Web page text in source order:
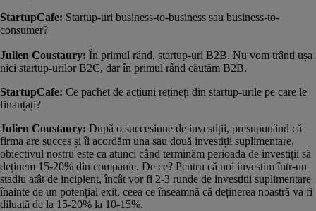
StartupCafe: Startup-uri business-to-business sau business-to-
consumer?
Julien Coustaury: În primul rând, startup-uri B2B. Nu vom trânti ușa
nici startup-urilor B2C, dar în primul rând căutăm B2B.
StartupCafe: Ce pachet de acțiuni rețineți din startup-urile pe care le
finanțați?
Julien Coustaury: După o succesiune de investiții, presupunând că
firma are succes și îi acordăm una sau două investiții suplimentare,
obiectivul nostru este ca atunci când terminăm perioada de investiții să
deținem 15-20% din companie. De ce? Pentru că noi investim într-un
stadiu atât de incipient, încât vor fi 2-3 runde de investiții suplimentare
înainte de un potențial exit, ceea ce înseamnă că deținerea noastră va fi
diluată de la 15-20% la 10-15%.